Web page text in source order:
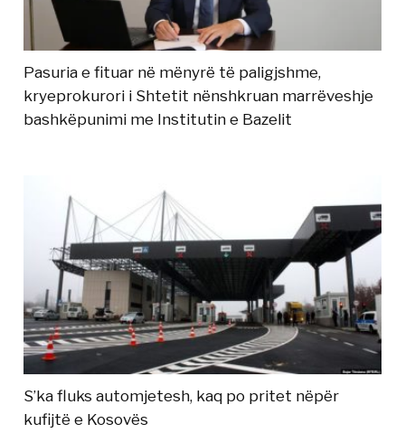
Pasuria e fituar në mënyrë të paligjshme,
kryeprokurori i Shtetit nënshkruan marrëveshje
bashkëpunimi me Institutin e Bazelit
S’ka fluks automjetesh, kaq po pritet nëpër
kufijtë e Kosovës